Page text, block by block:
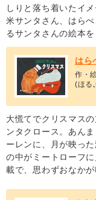
しりと落ち着いたイ
米サンタさん、はら
るサンタさんの絵本
はら
作・
(ほる
大慌てでクリスマス
ンタクロース。あん
ーレンに、月が映っ
の中がミートローフ
載で、思わずおなか